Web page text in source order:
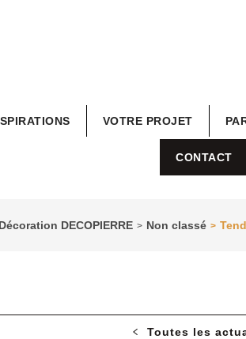
VOTRE PROJET
CONTACT
DECOPIERRE > Non classé >
Toutes les